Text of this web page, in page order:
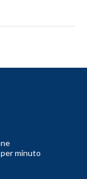
minuto